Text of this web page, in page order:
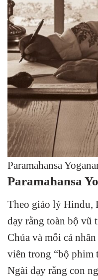
Paramahansa
Paramahansa
Theo giáo lý Hindu,
dạy rằng toàn bộ vũ
Chúa và mỗi cá
viên trong “bộ phim
Ngài dạy rằng con